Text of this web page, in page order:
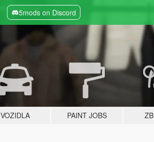
5mods on Discord
VOZIDLA PAINT JOBS